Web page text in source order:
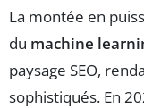
La montée en
du machine
paysage SEO,
sophistiqués. En